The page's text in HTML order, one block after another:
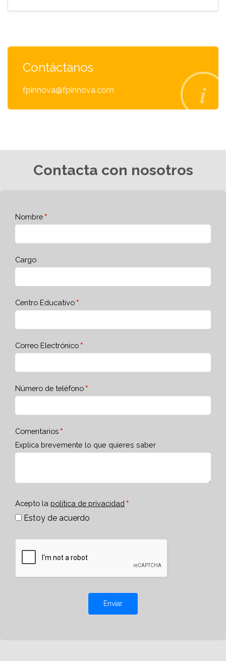
Contáctanos
fpinnova@fpinnova.com
Contacta con nosotros
Nombre
Cargo
Centro Educativo
Correo Electrónico
Número de teléfono
Comentarios
Explica brevemente lo que quieres saber
Acepto la política de privacidad
Estoy de acuerdo
Enviar